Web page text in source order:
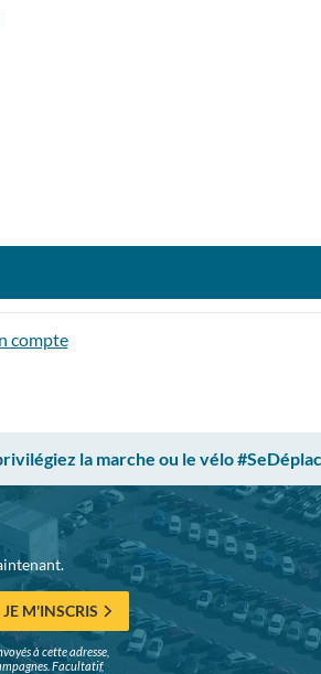
compte
la marche ou le vélo
JE M'INSCRIS
à cette adresse,
Facultatif,